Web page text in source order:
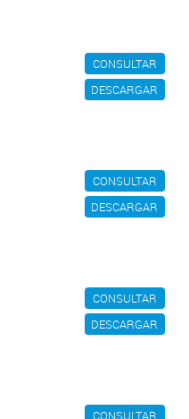
CONSULTAR
DESCARGAR
CONSULTAR
DESCARGAR
CONSULTAR
DESCARGAR
CONSULTAR